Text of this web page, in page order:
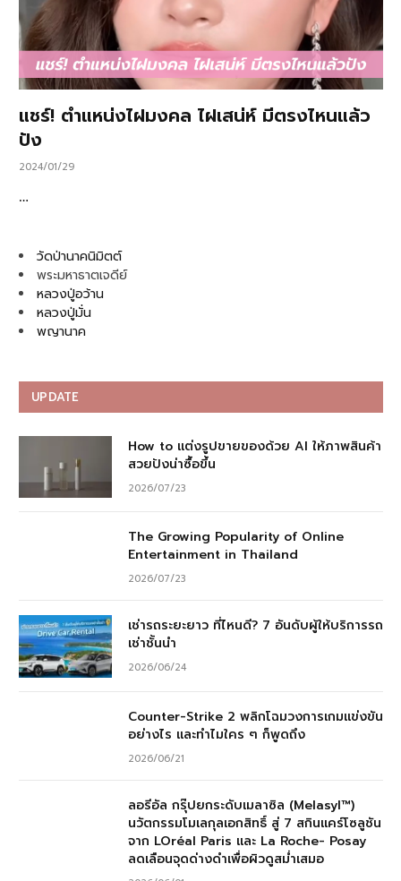
แชร์! ตำแหน่งไฝมงคล ไฝเสน่ห์ มีตรงไหนแล้ว
ปัง
2024/01/29
…
วัดป่านาคนิมิตต์
พระมหาธาตเจดีย์
หลวงปู่อว้าน
หลวงปู่มั่น
พญานาค
UPDATE
How to แต่งรูปขายของด้วย AI ให้ภาพสินค้า
สวยปังน่าซื้อขึ้น
2026/07/23
The Growing Popularity of Online
Entertainment in Thailand
2026/07/23
เช่ารถระยะยาว ที่ไหนดี? 7 อันดับผู้ให้บริการรถ
เช่าชั้นนำ
2026/06/24
Counter-Strike 2 พลิกโฉมวงการเกมแข่งขัน
อย่างไร และทำไมใคร ๆ ก็พูดถึง
2026/06/21
ลอรีอัล กรุ๊ปยกระดับเมลาซิล (Melasyl™)
นวัตกรรมโมเลกุลเอกสิทธิ์ สู่ 7 สกินแคร์โซลูชัน
จาก LOréal Paris และ La Roche- Posay
ลดเลือนจุดด่างดำเพื่อผิวดูสม่ำเสมอ